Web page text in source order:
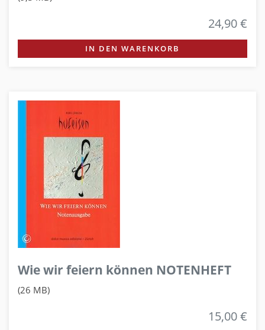
24,90 €
IN DEN WARENKORB
Wie wir feiern können NOTENHEFT
(26 MB)
15,00 €